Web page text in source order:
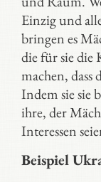
Einzig und
bringen es
die für sie die
machen, dass
Indem sie sie
ihre, der
Interessen
Beispiel